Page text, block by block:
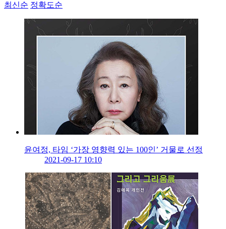
최신순 정확도순
윤여정, 타임 ‘가장 영향력 있는 100인’ 거물로 선정
2021-09-17 10:10